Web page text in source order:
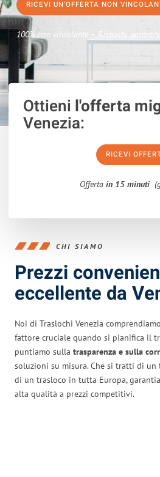
RICEVI UN'OFFERTA NON
100% non vincolante – Risposta
Ottieni l'offerta
Venezia:
RICEVI
Offerta in 15 minuti
CHI SIAMO
Prezzi
eccellente da
Noi di Traslochi Venezia
fattore cruciale quando si pianifica il
puntiamo sulla trasparenza e sulla
soluzioni su misura. Che si tratti di un
di un trasloco in tutta Europa,
alta qualità a prezzi competitivi.